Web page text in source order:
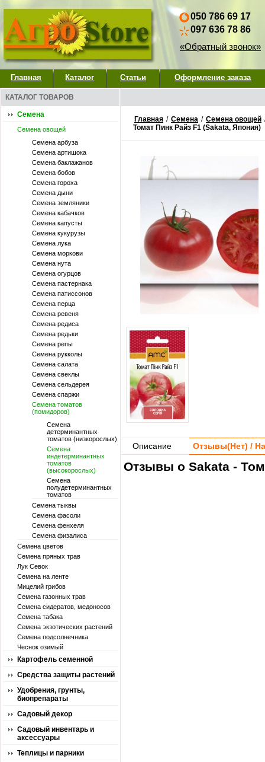
050 786 69 17
097 636 78 86
«Обратный звонок»
Главная Каталог Статьи Оформление заказа
КАТАЛОГ ТОВАРОВ
Семена
Семена овощей
Семена арбуза
Семена артишока
Семена баклажанов
Семена бобов
Семена гороха
Семена дыни
Семена земляники
Семена кабачков
Семена капусты
Семена кукурузы
Семена лука
Семена моркови
Семена нута
Семена огурцов
Семена пастернака
Семена патиссонов
Семена перца
Семена ревеня
Семена редиса
Семена редьки
Семена репы
Семена рукколы
Семена салата
Семена свеклы
Семена сельдерея
Семена спаржи
Семена томатов
(помидоров)
Семена
детерминантных
томатов (низкорослых)
Семена
индетерминантных
томатов
(высокорослых)
Семена
полудетерминантных
томатов
Семена тыквы
Семена фасоли
Семена фенхеля
Семена физалиса
Семена цветов
Семена пряных трав
Лук Севок
Семена на ленте
Мицелий грибов
Семена газонных трав
Семена сидератов, медоносов
Семена табака
Семена экзотических растений
Семена подсолнечника
Чеснок озимый
Картофель семенной
Средства защиты растений
Удобрения, грунты,
биопрепараты
Садовый декор
Садовый инвентарь и
аксессуары
Теплицы и парники
Главная / Семена / Семена овощей
Томат Пинк Райз F1 (Sakata, Япония)
Описание Отзывы(Нет) /
Отзывы о Sakata -